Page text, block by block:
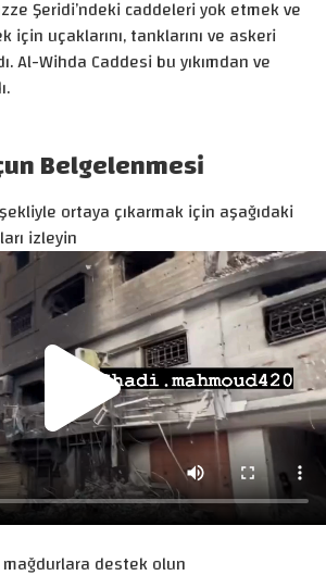
Şeridi’ndeki caddeleri yok etmek ve
için uçaklarını, tanklarını ve askeri
Al-Wihda Caddesi bu yıkımdan ve
Belgelenmesi
ortaya çıkarmak için aşağıdaki
izleyin
destek olun